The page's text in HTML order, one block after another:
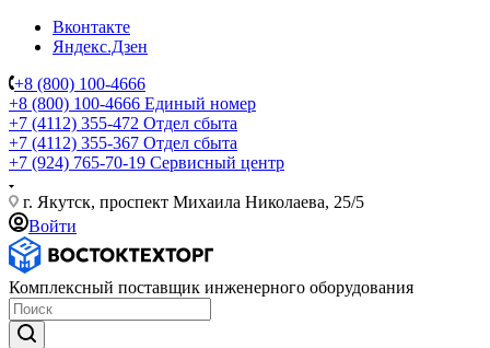
Вконтакте
Яндекс.Дзен
+8 (800) 100-4666
+8 (800) 100-4666 Единый номер
+7 (4112) 355-472 Отдел сбыта
+7 (4112) 355-367 Отдел сбыта
+7 (924) 765-70-19 Сервисный центр
г. Якутск, проспект Михаила Николаева, 25/5
Войти
Комплексный поставщик инженерного оборудования